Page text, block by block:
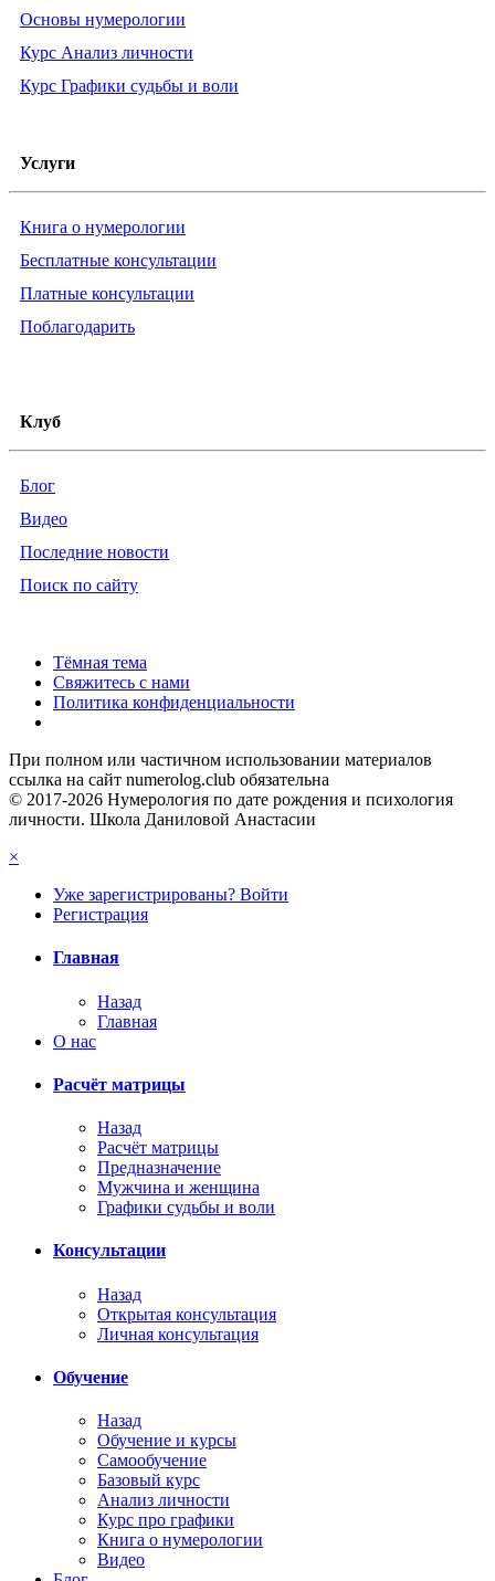
Основы нумерологии
Курс Анализ личности
Курс Графики судьбы и воли
Услуги
Книга о нумерологии
Бесплатные консультации
Платные консультации
Поблагодарить
Клуб
Блог
Видео
Последние новости
Поиск по сайту
Тёмная тема
Свяжитесь с нами
Политика конфиденциальности
При полном или частичном использовании материалов
ссылка на сайт numerolog.club обязательна
© 2017-2026 Нумерология по дате рождения и психология
личности. Школа Даниловой Анастасии
×
Уже зарегистрированы? Войти
Регистрация
Главная
Назад
Главная
О нас
Расчёт матрицы
Назад
Расчёт матрицы
Предназначение
Мужчина и женщина
Графики судьбы и воли
Консультации
Назад
Открытая консультация
Личная консультация
Обучение
Назад
Обучение и курсы
Самообучение
Базовый курс
Анализ личности
Курс про графики
Книга о нумерологии
Видео